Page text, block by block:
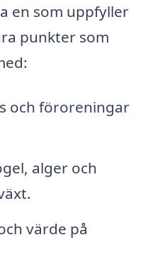
en som uppfyller
punkter som
och föroreningar
alger och
värde på